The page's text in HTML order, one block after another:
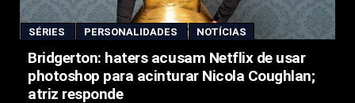
SÉRIES PERSONALIDADES NOTÍCIAS
Bridgerton: haters acusam Netflix de usar
photoshop para acinturar Nicola Coughlan;
atriz responde